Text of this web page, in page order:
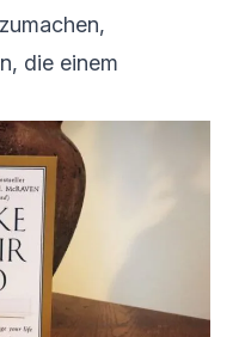
die einem